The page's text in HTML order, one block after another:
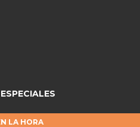
ESPECIALES
LA HORA